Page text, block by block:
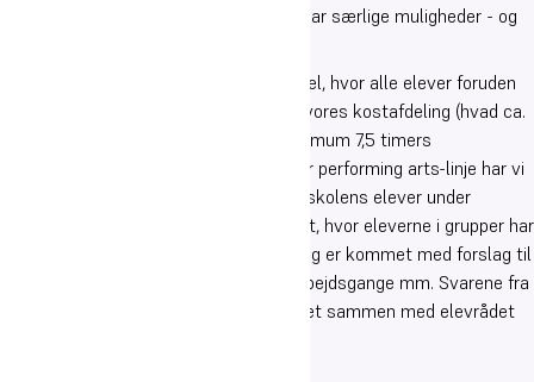
klart at vi med vores kostgymnasium har særlige muligheder - og
For at udnytte vores særlige skolemodel, hvor alle elever foruden
at modtage stx-undervisning og bo på vores kostafdeling (hvad ca.
95% af vores elever gør) deltager i minimum 7,5 timers
undervisning ugentligt på en sport- eller performing arts-linje har vi
igennem to år afholdt en workshop for skolens elever under
overskriften Udvikling af kostgymnasiet, hvor eleverne i grupper har
udpeget udviklingsområder for skolen og er kommet med forslag til
forbedring af de nuværende rammer, arbejdsgange mm. Svarene fra
workshoppen har vi i ledelsen bearbejdet sammen med elevrådet